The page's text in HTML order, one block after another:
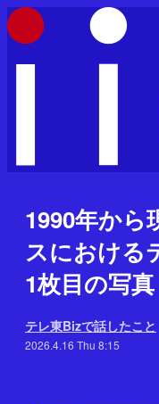
1990年から
スにおける
1枚目の写
テレ東Bizで話したこと
2026.4.16 Thu 8:15